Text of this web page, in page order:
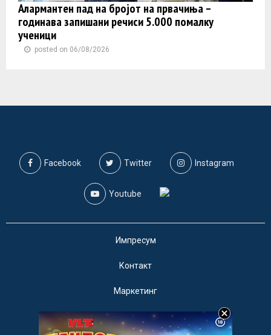
Алармантен пад на бројот на првачиња –
годинава запишани речиси 5.000 помалку
ученици
posted on 06/08/2026
Facebook Twitter Instagram
Youtube
Импресум
Контакт
Маркетинг
Услови за користење